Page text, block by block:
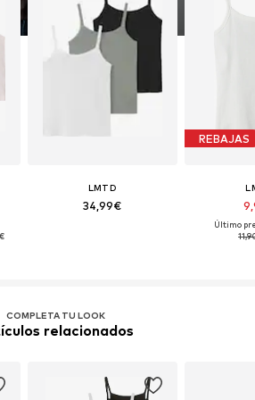
LMTD
34,99€
REBAJAS
Último
COMPLETA TU LOOK
relacionados